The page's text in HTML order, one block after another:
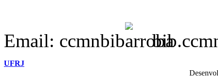
Email: ccmnbib
UFRJ